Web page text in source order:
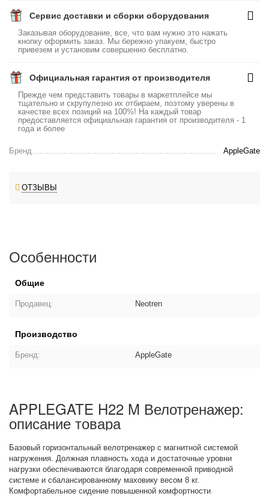
Сервис доставки и сборки оборудования
Заказывая оборудование, все, что вам нужно это нажать
кнопку оформить заказ. Мы бережно упакуем, быстро
привезем и установим совершенно бесплатно.
Официальная гарантия от производителя
Прежде чем представить товары в маркетплейсе мы
тщательно и скрупулезно их отбираем, поэтому уверены в
качестве всех позиций на 100%! На каждый товар
предоставляется официальная гарантия от производителя - 1
года и более
Бренд AppleGate
ОТЗЫВЫ
Особенности
Общие
Продавец: Neotren
Производство
Бренд: AppleGate
APPLEGATE H22 M Велотренажер:
описание товара
Базовый горизонтальный велотренажер с магнитной системой
нагружения. Должная плавность хода и достаточные уровни
нагрузки обеспечиваются благодаря современной приводной
системе и сбалансированному маховику весом 8 кг.
Комфортабельное сидение повышенной комфортности